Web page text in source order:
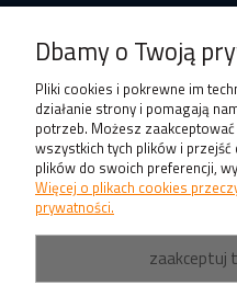
Dbamy o Twoją
Pliki cookies i pokrewne im
działanie strony i pomagają
potrzeb. Możesz
wszystkich tych plików i
plików do swoich preferencji,
Więcej o plikach cookies
prywatności.
zaakceptuj